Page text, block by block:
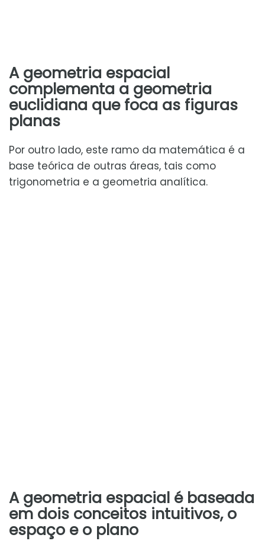
A geometria espacial
complementa a geometria
euclidiana que foca as figuras
planas
Por outro lado, este ramo da matemática é a
base teórica de outras áreas, tais como
trigonometria e a geometria analítica.
A geometria espacial é baseada
em dois conceitos intuitivos, o
espaço e o plano